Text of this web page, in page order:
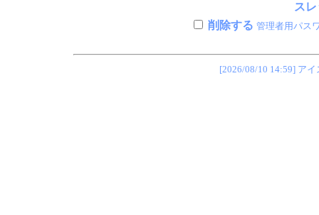
ス
削除する 管理者用パス
[2026/08/10 14:59] ア